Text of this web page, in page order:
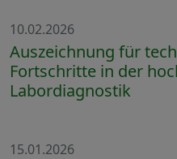
10.02.2026
Auszeichnung für
Fortschritte in der
Labordiagnostik
15.01.2026